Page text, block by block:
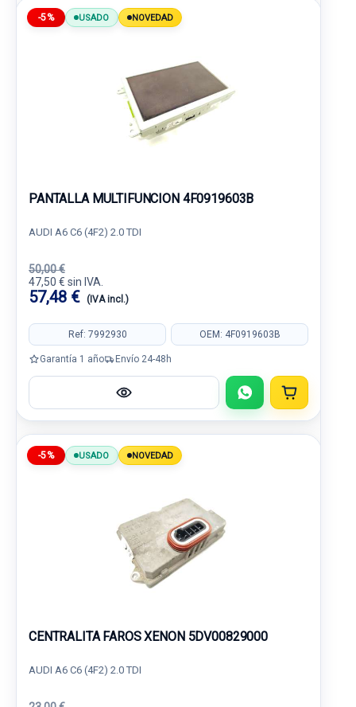
-5% USADO NOVEDAD
PANTALLA MULTIFUNCION 4F0919603B
AUDI A6 C6 (4F2) 2.0 TDI
50,00 €
47,50 € sin IVA.
57,48 € (IVA incl.)
Ref: 7992930 OEM: 4F0919603B
Garantía 1 año Envío 24-48h
-5% USADO NOVEDAD
CENTRALITA FAROS XENON 5DV00829000
AUDI A6 C6 (4F2) 2.0 TDI